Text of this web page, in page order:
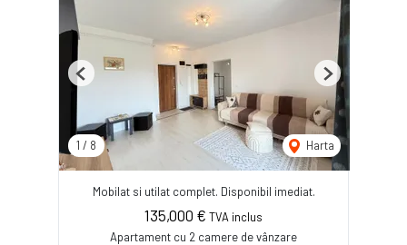
1 / 8 Harta
Previous Next
Mobilat si utilat complet. Disponibil imediat.
135,000 € TVA inclus
Apartament cu 2 camere de vânzare